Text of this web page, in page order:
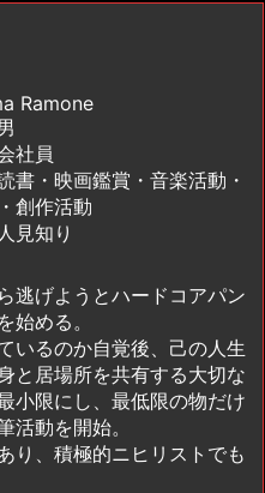
Ramone
社員
書・映画鑑賞・音楽活動・
創作活動
見知り
逃げようとハードコアパン
始める。
いるのか自覚後、己の人生
と居場所を共有する大切な
小限にし、最低限の物だけ
活動を開始。
り、積極的ニヒリストでも